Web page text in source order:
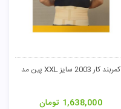
کمربند کار 2003 سایز XXL پین مد
1,638,000 تومان